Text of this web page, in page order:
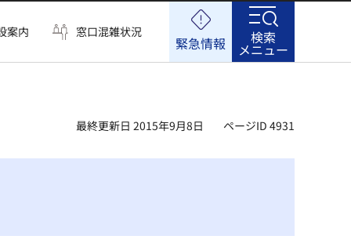
案内 窓口混雑状況
緊急情報 検索
メニュー
最終更新日 2015年9月8日 ページID 4931